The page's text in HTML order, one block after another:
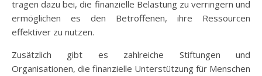
tragen dazu bei, die finanzielle Belastung zu verringern und
ermöglichen es den Betroffenen, ihre Ressourcen
effektiver zu nutzen.
Zusätzlich gibt es zahlreiche Stiftungen und
Organisationen, die finanzielle Unterstützung für Menschen